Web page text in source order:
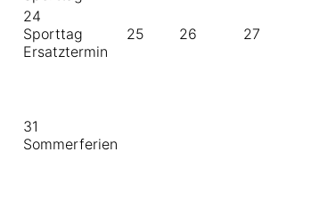
24
Sporttag
Ersatztermin
25 26 27
31
Sommerferien